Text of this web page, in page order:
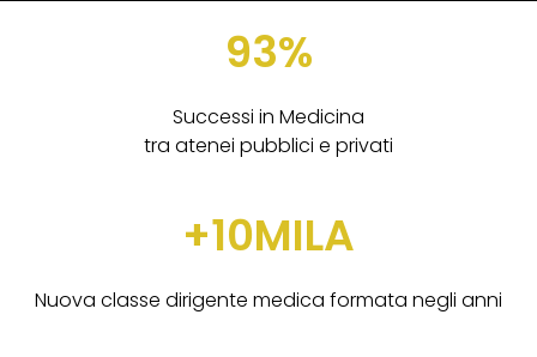
93%
Successi in Medicina
tra atenei pubblici e privati
+10MILA
Nuova classe dirigente medica formata negli anni